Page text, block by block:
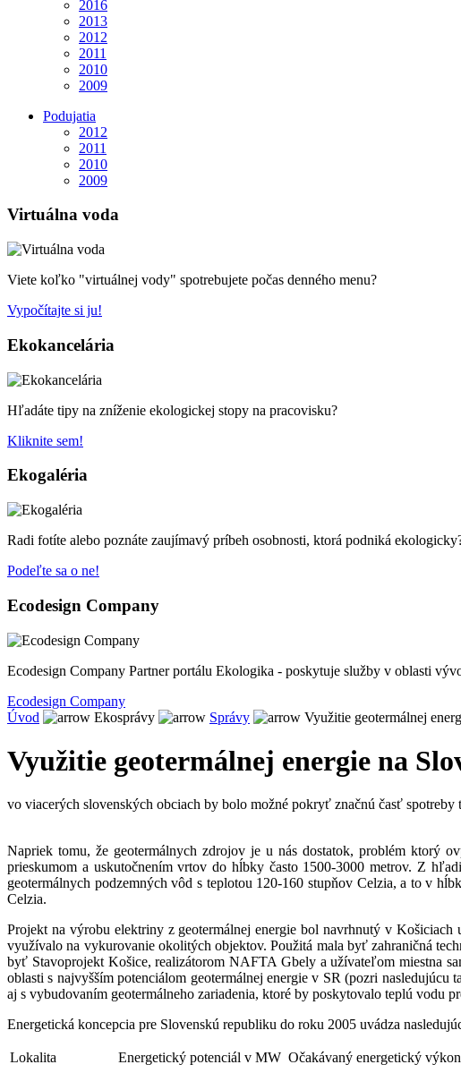
2016
2013
2012
2011
2010
2009
Podujatia
2012
2011
2010
2009
Virtuálna voda
Viete koľko "virtuálnej vody" spotrebujete počas denného menu?
Vypočítajte si ju!
Ekokancelária
Hľadáte tipy na zníženie ekologickej stopy na pracovisku?
Kliknite sem!
Ekogaléria
Radi fotíte alebo poznáte zaujímavý príbeh osobnosti, ktorá podniká
Podeľte sa o ne!
Ecodesign Company
Ecodesign Company Partner portálu Ekologika - poskytuje služby v oblasti
Ecodesign Company
Úvod
Ekosprávy Správy Využitie geotermálnej
Využitie geotermálnej energie na
vo viacerých slovenských obciach by bolo možné pokryť značnú časť
Napriek tomu, že geotermálnych zdrojov je u nás dostatok, problém ktorý
prieskumom a uskutočnením vrtov do hĺbky často 1500-3000 metrov. Z
geotermálnych podzemných vôd s teplotou 120-160 stupňov Celzia, a to v
Celzia.
Projekt na výrobu elektriny z geotermálnej energie bol navrhnutý v
využívalo na vykurovanie okolitých objektov. Použitá mala byť zahraničná
byť Stavoprojekt Košice, realizátorom NAFTA Gbely a užívateľom miestna
oblasti s najvyšším potenciálom geotermálnej energie v SR (pozri
aj s vybudovaním geotermálneho zariadenia, ktoré by poskytovalo teplú
Energetická koncepcia pre Slovenskú republiku do roku 2005 uvádza
Lokalita Energetický potenciál v MW Očakávaný energetický